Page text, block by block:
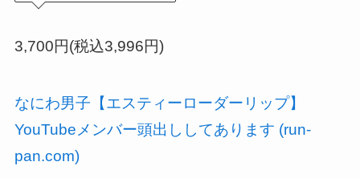
3,700円(税込3,996円)
なにわ男子【エスティーローダーリップ】
YouTubeメンバー頭出ししてあります (run-
pan.com)